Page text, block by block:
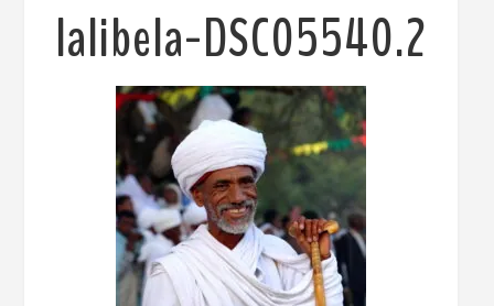
lalibela-DSC05540.2